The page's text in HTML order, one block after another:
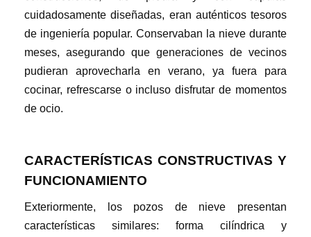
cuidadosamente diseñadas, eran auténticos tesoros
de ingeniería popular. Conservaban la nieve durante
meses, asegurando que generaciones de vecinos
pudieran aprovecharla en verano, ya fuera para
cocinar, refrescarse o incluso disfrutar de momentos
de ocio.
CARACTERÍSTICAS CONSTRUCTIVAS Y
FUNCIONAMIENTO
Exteriormente, los pozos de nieve presentan
características similares: forma cilíndrica y